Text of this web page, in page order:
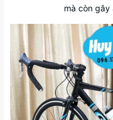
mà còn gây